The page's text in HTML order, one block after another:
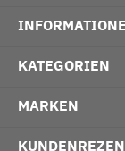
KATEGORIEN
MARKEN